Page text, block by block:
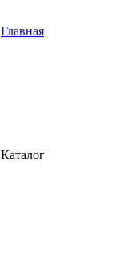
Главная
Каталог